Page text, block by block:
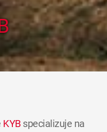
KYBspecializuje na